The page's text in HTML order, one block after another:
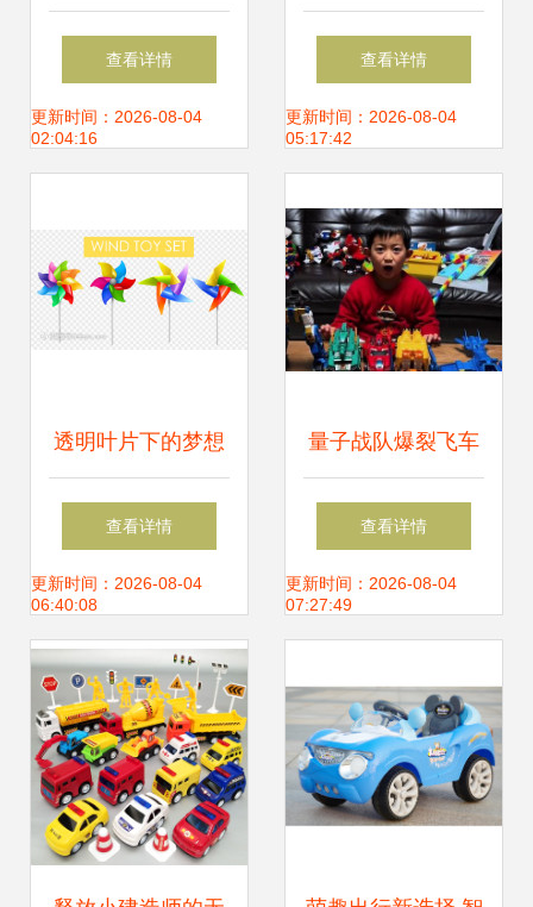
推土车与二轮工程
车，塑料玩具批发
查看详情
更新时间：2026-08-04
02:04:16
手提大号货柜车，
合金车模与收纳玩
查看详情
更新时间：2026-08-04
05:17:42
透明叶片下的梦想
现实风车矢量插图
鉴赏
查看详情
更新时间：2026-08-04
06:40:08
量子战队爆裂飞车
儿童玩具的创意玩
法指南
查看详情
更新时间：2026-08-04
07:27:49